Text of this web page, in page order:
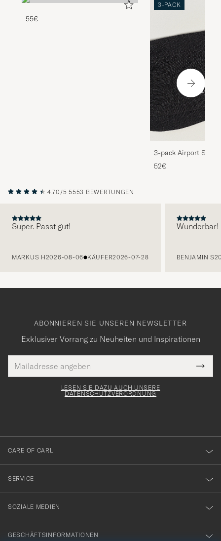
55€
3-PACK
3-pack Airport
Melange
52€
4.70/5 5553 BEWERTUNGEN
Super. Passt gut!
MARKUS H2026-08-06 KÄUFER2026-07-28
Wunderbar!
BENJAMIN S
ABONNIEREN SIE UNSEREN NEWSLETTER
Exklusiver Vorrang zu Neuheiten und Inspirationen
Mail
Adresse
Tack
för
dig
till
vårt
nyhetsbrev!
LESEN SIE DAZU AUCH UNSERE
DATENSCHUTZVERORDNUNG
CARE OF CARL
SERVICE
SOZIALE MEDIEN
GESCHÄFTSINFORMATIONEN